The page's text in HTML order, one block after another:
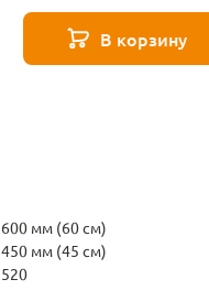
Elektrostandard
BLE1448
В корзину
600 мм (60 см)
450 мм (45 см)
520